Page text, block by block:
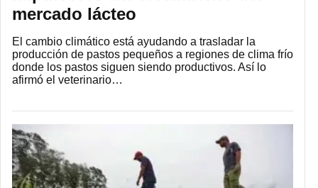
mercado lácteo
El cambio climático está ayudando a trasladar la
producción de pastos pequeños a regiones de clima frío
donde los pastos siguen siendo productivos. Así lo
afirmó el veterinario…